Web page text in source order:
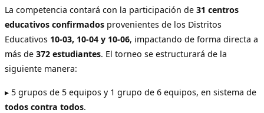
La competencia contará con la participación de 31 centros
educativos confirmados provenientes de los Distritos
Educativos 10-03, 10-04 y 10-06, impactando de forma directa a
más de 372 estudiantes. El torneo se estructurará de la
siguiente manera:
▸ 5 grupos de 5 equipos y 1 grupo de 6 equipos, en sistema de
todos contra todos.